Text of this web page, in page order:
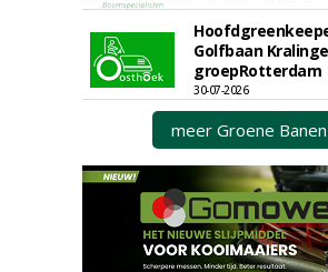
Golfbaan
groepRotterdam
30-07-2026
meer Groene Banen